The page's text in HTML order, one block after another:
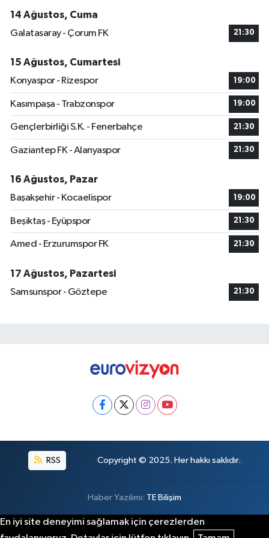
14 Ağustos, Cuma
Galatasaray - Çorum FK
21:30
15 Ağustos, Cumartesi
Konyaspor - Rizespor
19:00
Kasımpaşa - Trabzonspor 19:00
Gençlerbirliği S.K. - Fenerbahçe 21:30
Gaziantep FK - Alanyaspor 21:30
16 Ağustos, Pazar
Başakşehir - Kocaelispor
19:00
Beşiktaş - Eyüpspor 21:30
Amed - Erzurumspor FK 21:30
17 Ağustos, Pazartesi
Samsunspor - Göztepe
21:30
RSS Copyright © 2025. Her hakkı saklıdır.
Haber Yazılımı: TE Bilişim
En iyi site deneyimi sağlamak için çerezlerden